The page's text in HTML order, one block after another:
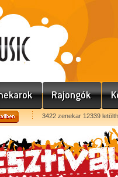
3422 zenekar 12339